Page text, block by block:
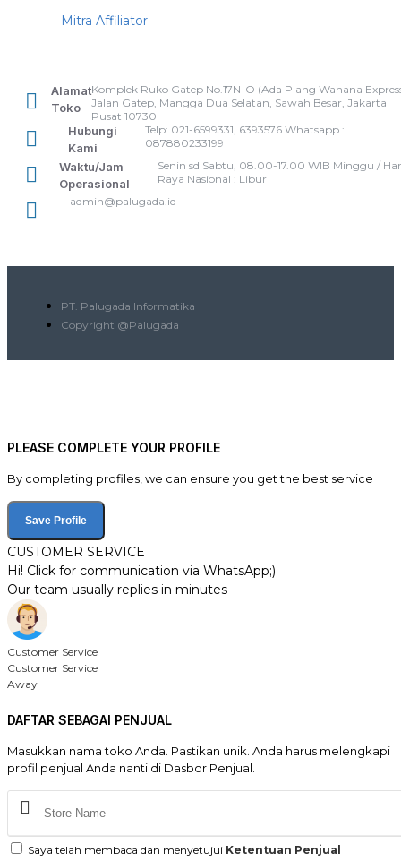
Mitra Affiliator
Alamat
Toko
Komplek Ruko Gatep No.17N-O (Ada Plang Wahana
Jalan Gatep, Mangga Dua Selatan, Sawah Besar, Jakarta
Pusat 10730
Hubungi
Kami
Telp: 021-6599331, 6393576 Whatsapp :
087880233199
Waktu/Jam
Operasional
Senin sd Sabtu, 08.00-17.00 WIB Minggu /
Raya Nasional : Libur
admin@palugada.id
PT. Palugada Informatika
Copyright @Palugada
PLEASE COMPLETE YOUR PROFILE
By completing profiles, we can ensure you get the best service
Save Profile
CUSTOMER SERVICE
Hi! Click for communication via WhatsApp;)
Our team usually replies in minutes
Customer Service
Customer Service
Away
DAFTAR SEBAGAI PENJUAL
Masukkan nama toko Anda. Pastikan unik. Anda harus melengkapi
profil penjual Anda nanti di Dasbor Penjual.
Saya telah membaca dan menyetujui Ketentuan Penjual